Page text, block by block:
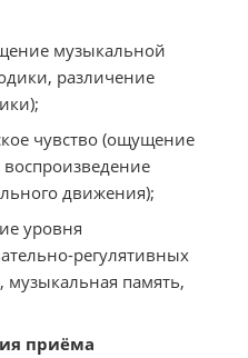
музыкальной
различение
чувство (ощущение
движения);
уровня
регулятивных
музыкальная память,
приёма